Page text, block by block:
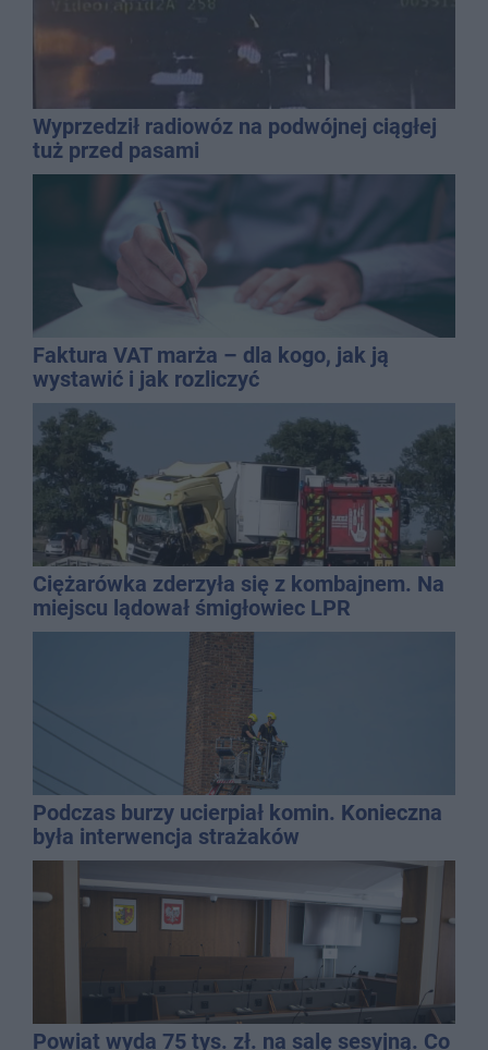
Wyprzedził radiowóz na podwójnej ciągłej
tuż przed pasami
Faktura VAT marża – dla kogo, jak ją
wystawić i jak rozliczyć
Ciężarówka zderzyła się z kombajnem. Na
miejscu lądował śmigłowiec LPR
Podczas burzy ucierpiał komin. Konieczna
była interwencja strażaków
Powiat wyda 75 tys. zł. na salę sesyjną. Co